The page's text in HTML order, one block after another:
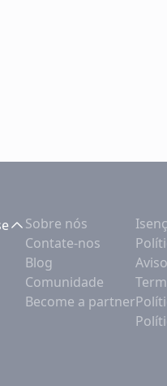
Sobre nós
Contate-nos
Blog
Comunidade
Become a partner